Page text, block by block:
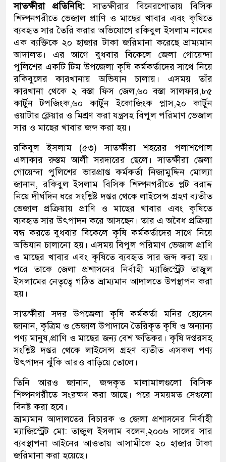
সাতক্ষীরা প্রতিনিধি:সাতক্ষীরার বিনেরপোতায় বিসিক
শিল্পনগরীতে ভেজাল প্রাণি ও মাছের খাবার এবং কৃষিতে
ব্যবহৃত সার তৈরি করার অভিযোগে রকিবুল ইসলাম নামের
এক ব্যক্তিকে ২০ হাজার টাকা জরিমানা করেছে ভ্রাম্যমান
আদালত। এর আগে বুধবার বিকেলে জেলা গোয়েন্দা
পুলিশের একটি টিম উপজেলা কৃষি কর্মকর্তাদের সাথে নিয়ে
রকিবুলের কারখানায় অভিযান চালায়। এসময় তাঁর
কারখানা থেকে ২ বস্তা ফিস জেল,৬০ বস্তা সালফার,৮৫
কার্টুন টপজিংক,৬০ কার্টুন ইকোজিংক প্লাস,২০ কার্টুন
ওয়াটার ক্লেয়ার ও মিশ্রণ করা যন্ত্রসহ বিপুল পরিমাণ ভেজাল
সার ও মাছের খাবার জব্দ করা হয়।
রকিবুল ইসলাম (৫৩) সাতক্ষীরা শহরের পলাশপোল
এলাকার রুস্তম আলী সরদারের ছেলে। সাতক্ষীরা জেলা
গোয়েন্দা পুলিশের ভারপ্রাপ্ত কর্মকর্তা নিজামুদ্দিন মোল্যা
জানান, রকিবুল ইসলাম বিসিক শিল্পনগরীতে প্লট বরাদ্দ
নিয়ে দীর্ঘদিন ধরে সংশ্লিষ্ট দপ্তর থেকে লাইসেন্স গ্রহণ ব্যতীত
ভেজাল প্রক্রিয়ায় প্রাণি ও মাছের খাবার এবং কৃষিতে
ব্যবহৃত সার উৎপাদন করে আসছেন। তার এ অবৈধ প্রক্রিয়া
বন্ধ করতে বুধবার বিকেলে কৃষি কর্মকর্তাদের সাথে নিয়ে
অভিযান চালানো হয়। এসময় বিপুল পরিমাণ ভেজাল প্রাণি
ও মাছের খাবার এবং কৃষিতে ব্যবহৃত সার জব্দ করা হয়।
পরে তাকে জেলা প্রশাসনের নির্বাহী ম্যাজিস্ট্রেট তাজুল
ইসলামের নেতৃত্বে গঠিত ভ্রাম্যমান আদালতে উপস্থাপন করা
হয়।
সাতক্ষীরা সদর উপজেলা কৃষি কর্মকর্তা মনির হোসেন
জানান, কৃত্রিম ও ভেজাল উপাদানে তৈরিকৃত কৃষি ও অন্যান্য
পণ্য মানুষ,প্রাণি ও মাছের জন্য বেশ ক্ষতিকর। কৃষি দপ্তরসহ
সংশ্লিষ্ট দপ্তর থেকে লাইসেন্স গ্রহণ ব্যতীত এসকল পণ্য
উৎপাদন ঝুঁকি আরও বাড়িয়ে তোলে।
তিনি আরও জানান, জব্দকৃত মালামালগুলো বিসিক
শিল্পনগরীতে সংরক্ষণ করা আছে। পরে সময়মত সেগুলো
বিনষ্ট করা হবে।
ভ্রাম্যমান আদালতের বিচারক ও জেলা প্রশাসনের নির্বাহী
ম্যাজিস্ট্রেট মো: তাজুল ইসলাম বলেন,২০০৬ সালের সার
ব্যবস্থাপনা আইনের আওতায় আসামীকে ২০ হাজার টাকা
জরিমানা করা হয়েছে।